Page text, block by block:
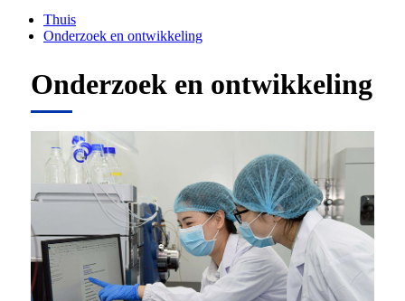
Thuis
Onderzoek en ontwikkeling
Onderzoek en ontwikkeling